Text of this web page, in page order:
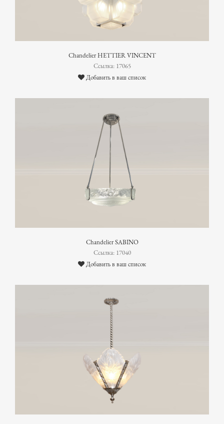
Chandelier HETTIER VINCENT
Ссылка: 17065
Добавить в ваш список
Chandelier SABINO
Ссылка: 17040
Добавить в ваш список